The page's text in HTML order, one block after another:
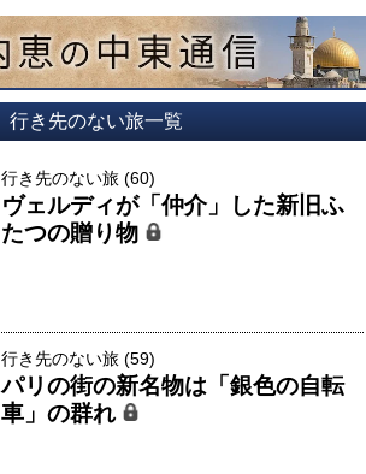
行き先のない旅一覧
行き先のない旅 (60)
ヴェルディが「仲介」した新旧ふ
たつの贈り物
行き先のない旅 (59)
パリの街の新名物は「銀色の自転
車」の群れ